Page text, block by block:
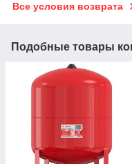
Все условия возврата
Подобные товары